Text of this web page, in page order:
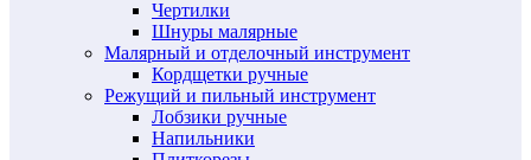
Чертилки
Шнуры малярные
Малярный и отделочный инструмент
Кордщетки ручные
Режущий и пильный инструмент
Лобзики ручные
Напильники